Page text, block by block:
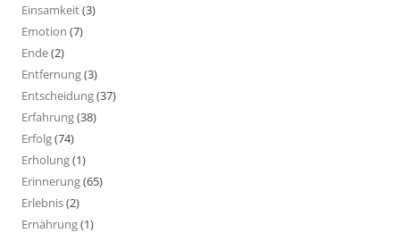
Einsamkeit(3)
Emotion (7)
Ende(2)
Entfernung(3)
Entscheidung(37)
Erfahrung(38)
Erfolg(74)
Erholung(1)
Erinnerung(65)
Erlebnis(2)
Ernährung(1)